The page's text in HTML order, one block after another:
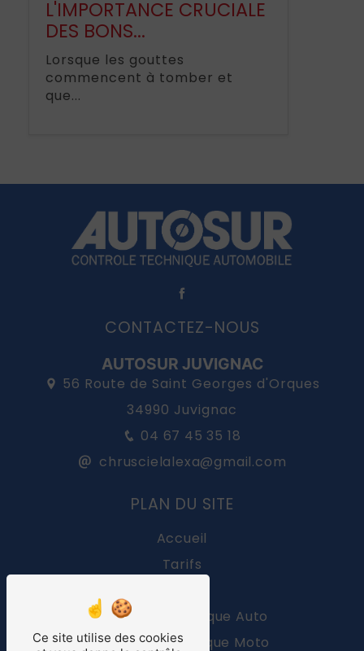
L'IMPORTANCE CRUCIALE
DES BONS...
Lorsque les gouttes
commencent à tomber et
que...
CONTACTEZ-NOUS
AUTOSUR JUVIGNAC
56 Route de Saint Georges d'Orques
34990 Juvignac
04 67 45 35 18
chruscielalexa@gmail.com
PLAN DU SITE
Accueil
Tarifs
Contrôle technique Auto
Contrôle technique Moto
Ce site utilise des cookies